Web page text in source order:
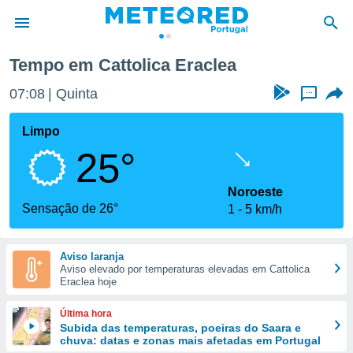
da
foi
fornecidas
a este
das
e
forma
digital
Tempo em Cattolica Eraclea
07:08 Quinta ...
Limpo
25°
Sensação de 26°
Noroeste
1
5 km/h
Aviso laranja
Aviso elevado por temperaturas elevadas em Cattolica
Eraclea hoje
Última hora
Subida das temperaturas, poeiras do Saara e
chuva: datas e zonas mais afetadas em Portugal